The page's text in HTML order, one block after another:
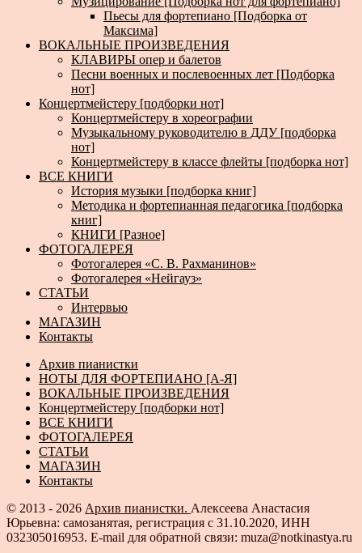
Пьесы для фортепиано [Подборка от
Максима]
ВОКАЛЬНЫЕ ПРОИЗВЕДЕНИЯ
КЛАВИРЫ опер и балетов
Песни военных и послевоенных лет [Подборка
нот]
Концертмейстеру [подборки нот]
Концертмейстеру в хореографии
Музыкальному руководителю в ДДУ [подборка
нот]
Концертмейстеру в классе флейты [подборка нот]
ВСЕ КНИГИ
История музыки [подборка книг]
Методика и фортепианная педагогика [подборка
книг]
КНИГИ [Разное]
ФОТОГАЛЕРЕЯ
Фотогалерея «С. В. Рахманинов»
Фотогалерея «Нейгауз»
СТАТЬИ
Интервью
МАГАЗИН
Контакты
Архив пианистки
НОТЫ ДЛЯ ФОРТЕПИАНО [А-Я]
ВОКАЛЬНЫЕ ПРОИЗВЕДЕНИЯ
Концертмейстеру [подборки нот]
ВСЕ КНИГИ
ФОТОГАЛЕРЕЯ
СТАТЬИ
МАГАЗИН
Контакты
© 2013 - 2026 Архив пианистки. Алексеева Анастасия
Юрьевна: самозанятая, регистрация с 31.10.2020, ИНН
032305016953. E-mail для обратной связи: muza@notkinastya.ru